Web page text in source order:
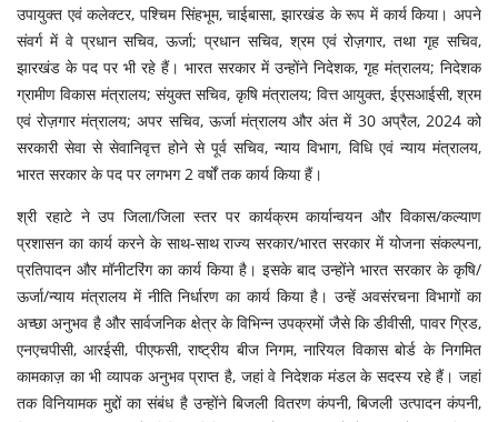
उपायुक्त एवं कलेक्टर, पश्चिम सिंहभूम, चाईबासा, झारखंड के रूप में कार्य किया। अपने
संवर्ग में वे प्रधान सचिव, ऊर्जा; प्रधान सचिव, श्रम एवं रोज़गार, तथा गृह सचिव,
झारखंड के पद पर भी रहे हैं। भारत सरकार में उन्होंने निदेशक, गृह मंत्रालय; निदेशक
ग्रामीण विकास मंत्रालय; संयुक्त सचिव, कृषि मंत्रालय; वित्त आयुक्त, ईएसआईसी, श्रम
एवं रोज़गार मंत्रालय; अपर सचिव, ऊर्जा मंत्रालय और अंत में 30 अप्रैल, 2024 को
सरकारी सेवा से सेवानिवृत्त होने से पूर्व सचिव, न्याय विभाग, विधि एवं न्याय मंत्रालय,
भारत सरकार के पद पर लगभग 2 वर्षों तक कार्य किया हैं।
श्री रहाटे ने उप जिला/जिला स्तर पर कार्यक्रम कार्यान्वयन और विकास/कल्याण
प्रशासन का कार्य करने के साथ-साथ राज्य सरकार/भारत सरकार में योजना संकल्पना,
प्रतिपादन और मॉनीटरिंग का कार्य किया है। इसके बाद उन्होंने भारत सरकार के कृषि/
ऊर्जा/न्याय मंत्रालय में नीति निर्धारण का कार्य किया है। उन्हें अवसंरचना विभागों का
अच्छा अनुभव है और सार्वजनिक क्षेत्र के विभिन्न उपक्रमों जैसे कि डीवीसी, पावर ग्रिड,
एनएचपीसी, आरईसी, पीएफसी, राष्ट्रीय बीज निगम, नारियल विकास बोर्ड के निगमित
कामकाज़ का भी व्यापक अनुभव प्राप्त है, जहां वे निदेशक मंडल के सदस्य रहे हैं। जहां
तक विनियामक मुद्दों का संबंध है उन्होंने बिजली वितरण कंपनी, बिजली उत्पादन कंपनी,